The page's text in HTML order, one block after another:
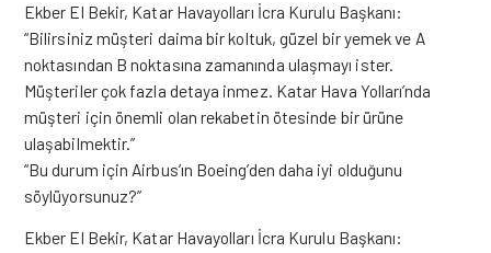
Ekber El Bekir, Katar Havayolları İcra Kurulu Başkanı:
“Bilirsiniz müşteri daima bir koltuk, güzel bir yemek ve A
noktasından B noktasına zamanında ulaşmayı ister.
Müşteriler çok fazla detaya inmez. Katar Hava Yolları’nda
müşteri için önemli olan rekabetin ötesinde bir ürüne
ulaşabilmektir.”
“Bu durum için Airbus’ın Boeing’den daha iyi olduğunu
söylüyorsunuz?”
Ekber El Bekir, Katar Havayolları İcra Kurulu Başkanı: